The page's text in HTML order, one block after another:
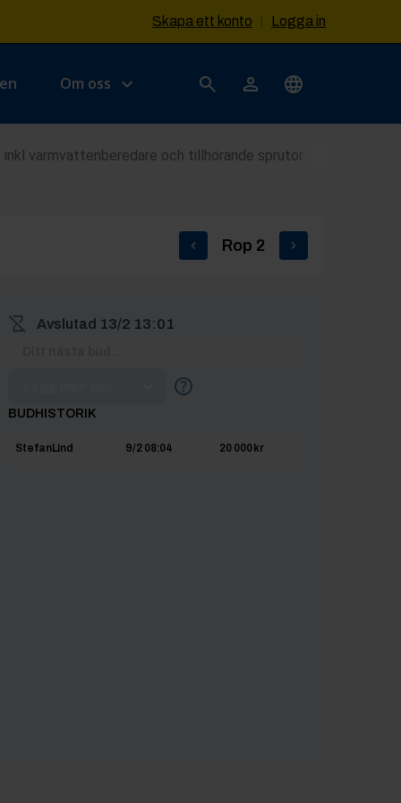
Skapa ett konto Logga in
Om oss
varmvattenberedare och tillhörande sprutor
Rop 2
Avslutad 13/2 13:01
BUDHISTORIK
StefanLind 9/2 08:04 20 000 kr